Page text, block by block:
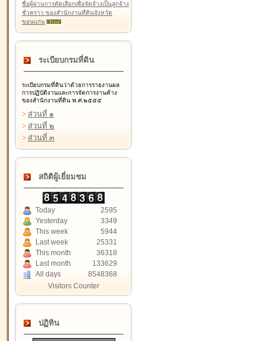
ชื่อผู้ผ่านการคัดเลือกเพื่อจัดจ้างเป็นลูกจ้าง
ชั่วคราว ของสำนักงานที่ดินจังหวัด
ขอนแก่น
ระเบียบกรมที่ดิน
ระเบียบกรมที่ดินว่าด้วยการรายงานผล
การปฏิบัติงานและการจัดการงานค้าง
ของสำนักงานที่ดิน พ.ศ.๒๕๕๕
> ส่วนที่ ๑
> ส่วนที่ ๒
> ส่วนที่ ๓
สถิติผู้เยี่ยมชม
Today
2595
Yesterday
3349
This week
5944
Last week
25331
This month
36318
Last month
133629
All days
8548368
Visitors Counter
ปฏิทิน